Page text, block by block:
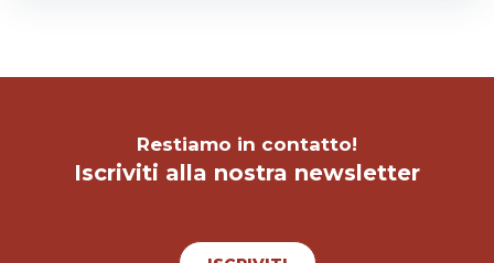
Restiamo in contatto!
Iscriviti alla nostra newsletter